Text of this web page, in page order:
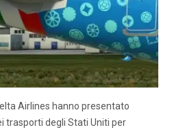
Airlines hanno presentato
trasporti degli Stati Uniti per